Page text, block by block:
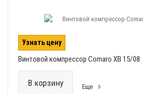
Узнать цену
Винтовой компрессор Comaro XB 15/08
В корзину Еще